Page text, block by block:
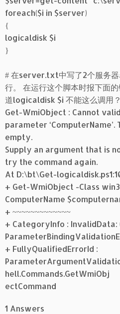
foreach($i in $server)
{
logicaldisk $i
}
# 在server.txt中写了2个服务器
行。 在运行这个脚本时报下面
道logicaldisk $i 不能这么调用？
Get-WmiObject : Cannot
parameter
empty.
Supply an argument that is
try the command again.
At D:\bt\Get-
+ Get-WmiObject -Class
ComputerName
+ ~~~~~~~~~~~~~
+ CategoryInfo : InvalidData:
+ FullyQualifiedErrorId :
hell.Commands.GetWmiObj
ectCommand
1 Answers